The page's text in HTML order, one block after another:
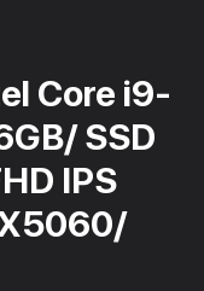
Core i9-
SSD
IPS